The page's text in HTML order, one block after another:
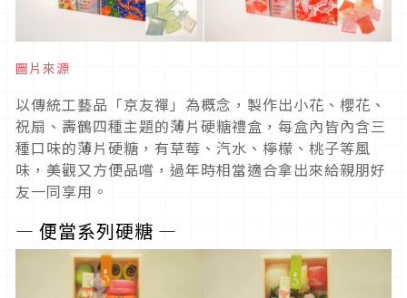
圖片來源
以傳統工藝品「京友禪」為概念，製作出小花、櫻花、
祝扇、壽鶴四種主題的薄片硬糖禮盒，每盒內皆內含三
種口味的薄片硬糖，有草莓、汽水、檸檬、桃子等風
味，美觀又方便品嚐，過年時相當適合拿出來給親朋好
友一同享用。
― 便當系列硬糖 ―